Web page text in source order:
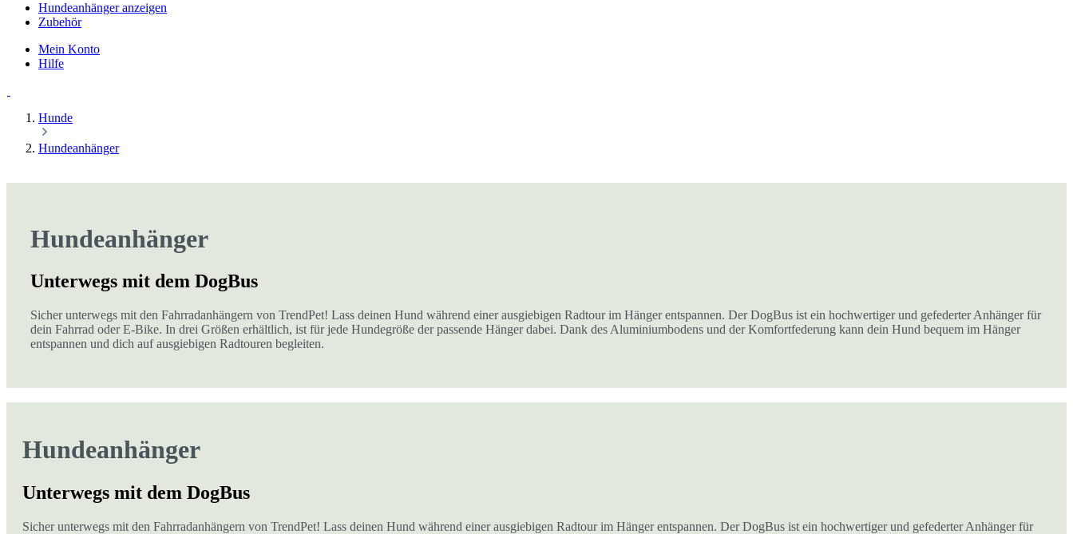
Hundeanhänger anzeigen
Zubehör
Mein Konto
Hilfe
Hunde
Hundeanhänger
Hundeanhänger
Unterwegs mit dem DogBus
Sicher unterwegs mit den Fahrradanhängern von TrendPet! Lass deinen Hund während einer ausgiebigen Radtour im Hänger entspannen. Der DogBus ist ein hochwertiger und gefederter Anhänger für
dein Fahrrad oder E-Bike. In drei Größen erhältlich, ist für jede Hundegröße der passende Hänger dabei. Dank des Aluminiumbodens und der Komfortfederung kann dein Hund bequem im Hänger
entspannen und dich auf ausgiebigen Radtouren begleiten.
Hundeanhänger
Unterwegs mit dem DogBus
Sicher unterwegs mit den Fahrradanhängern von TrendPet! Lass deinen Hund während einer ausgiebigen Radtour im Hänger entspannen. Der DogBus ist ein hochwertiger und gefederter Anhänger für